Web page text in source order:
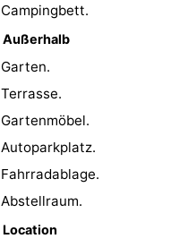
Campingbett.
Außerhalb
Garten.
Terrasse.
Gartenmöbel.
Autoparkplatz.
Fahrradablage.
Abstellraum.
Location